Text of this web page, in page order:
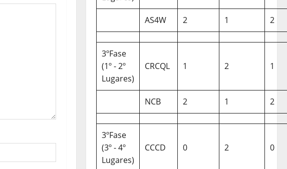
AS4W 2 1 2
3ºFase
(1º - 2º
Lugares)
CRCQL 1 2 1
NCB 2 1 2
3ºFase
(3º - 4º
Lugares)
CCCD 0 2 0